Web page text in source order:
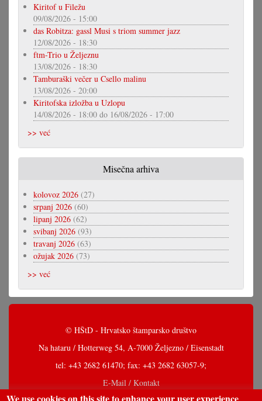
Kiritof u Filežu
09/08/2026 - 15:00
das Robitza: gassl Musi s triom summer jazz
12/08/2026 - 18:30
ftm-Trio u Željeznu
13/08/2026 - 18:30
Tamburaški večer u Csello malinu
13/08/2026 - 20:00
Kiritofska izložba u Uzlopu
14/08/2026 - 18:00 do 16/08/2026 - 17:00
>> već
Misečna arhiva
kolovoz 2026 (27)
srpanj 2026 (60)
lipanj 2026 (62)
svibanj 2026 (93)
travanj 2026 (63)
ožujak 2026 (73)
>> već
© HŠtD - Hrvatsko štamparsko društvo
Na hataru / Hotterweg 54, A-7000 Željezno / Eisenstadt
tel: +43 2682 61470; fax: +43 2682 63057-9;
E-Mail / Kontakt